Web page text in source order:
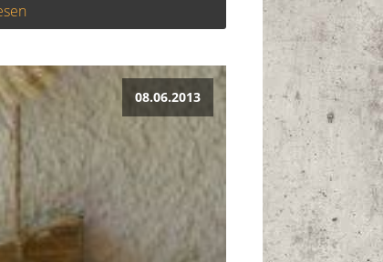
08.06.2013